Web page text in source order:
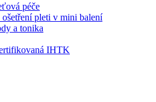
péče
pleti v mini balení
a tonika
IHTK